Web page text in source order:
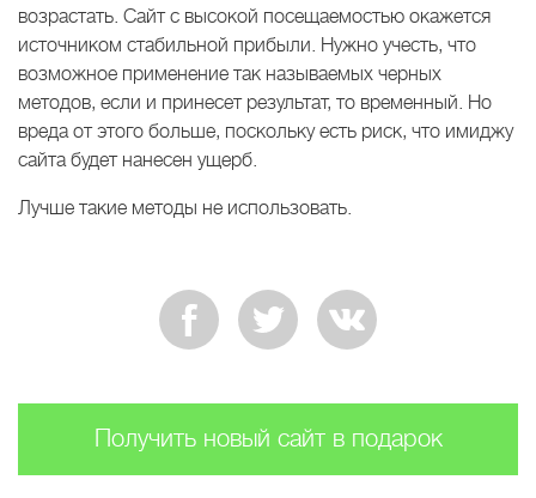
возрастать. Сайт с высокой посещаемостью окажется
источником стабильной прибыли. Нужно учесть, что
возможное применение так называемых черных
методов, если и принесет результат, то временный. Но
вреда от этого больше, поскольку есть риск, что имиджу
сайта будет нанесен ущерб.
Лучше такие методы не использовать.
Получить новый сайт в подарок